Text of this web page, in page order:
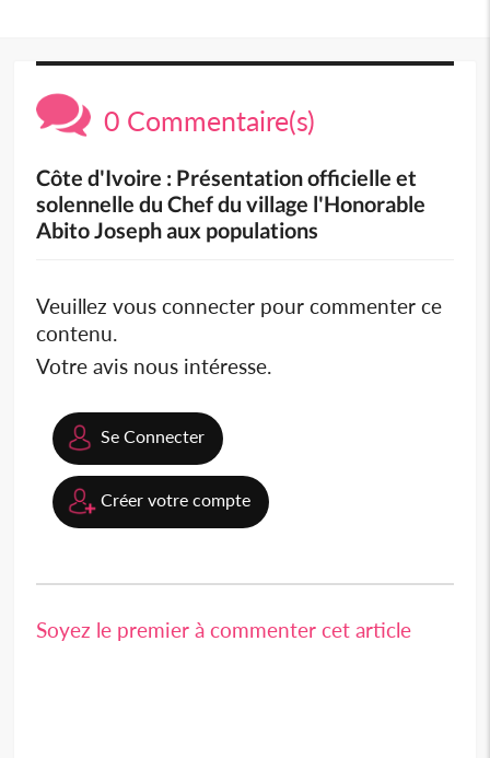
0 Commentaire(s)
Côte d'Ivoire : Présentation officielle et
solennelle du Chef du village l'Honorable
Abito Joseph aux populations
Veuillez vous connecter pour commenter ce
contenu.
Votre avis nous intéresse.
Se Connecter
Créer votre compte
Soyez le premier à commenter cet article